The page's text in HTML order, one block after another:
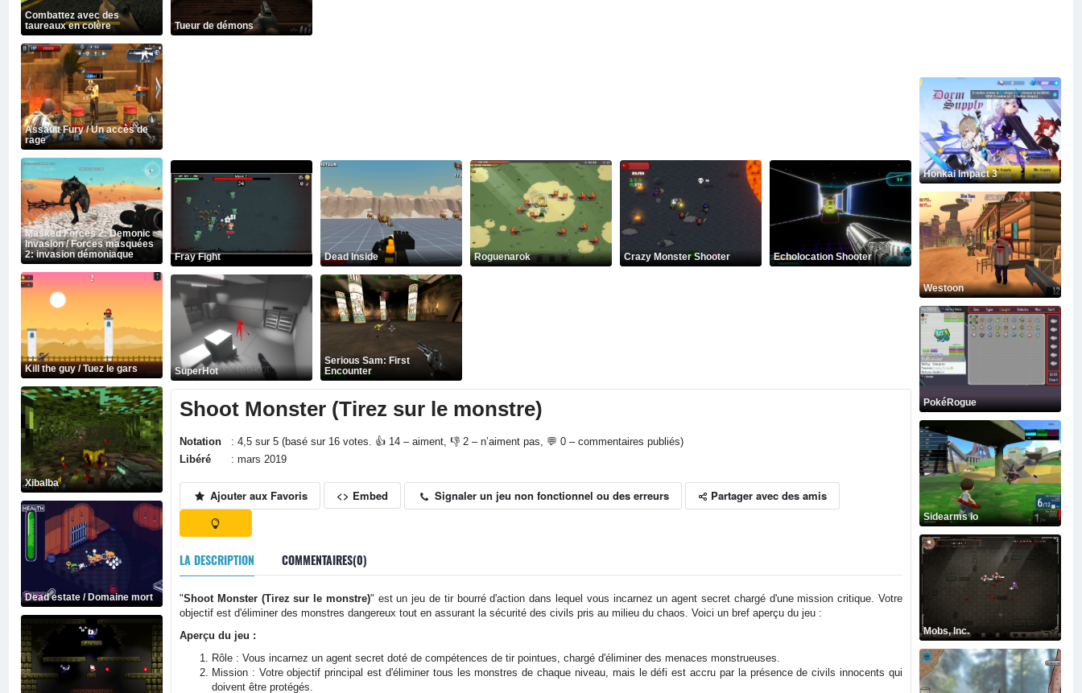
Combattez avec des
taureaux en colère
Assault Fury / Un accès de
rage
Masked Forces 2: Demonic
Invasion / Forces masquées
2: invasion démoniaque
Kill the guy / Tuez le gars
Xibalba
Dead estate / Domaine mort
Tueur de démons
Fray Fight Dead Inside Roguenarok Crazy Monster Shooter Echolocation Shooter
SuperHot
Serious Sam: First
Encounter
Shoot Monster (Tirez sur le monstre)
Notation
: 4,5 sur 5 (basé sur 16 votes. 👍 14 – aiment, 👎 2 – n’aiment pas, 💬 0 – commentaires publiés)
Libéré
: mars 2019
Ajouter aux Favoris <> Embed Signaler un jeu non fonctionnel ou des erreurs Partager avec des amis
LA DESCRIPTION COMMENTAIRES(0)
"Shoot Monster (Tirez sur le monstre)" est un jeu de tir bourré d'action dans lequel vous incarnez un agent secret chargé d'une mission critique. Votre
objectif est d'éliminer des monstres dangereux tout en assurant la sécurité des civils pris au milieu du chaos. Voici un bref aperçu du jeu :
Aperçu du jeu :
Rôle : Vous incarnez un agent secret doté de compétences de tir pointues, chargé d'éliminer des menaces monstrueuses.
Mission : Votre objectif principal est d'éliminer tous les monstres de chaque niveau, mais le défi est accru par la présence de civils innocents qui
doivent être protégés.
Honkai Impact 3
Westoon
PokéRogue
Sidearms io
Mobs, Inc.